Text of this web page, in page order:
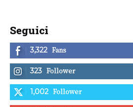
Seguici
3,322 Fans
323 Follower
1,002 Follower